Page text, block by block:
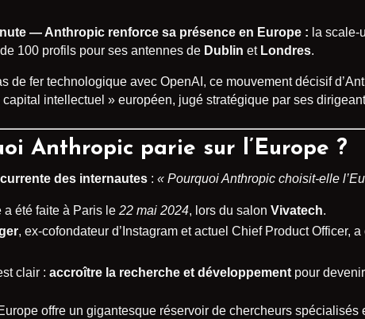
— Anthropic renforce sa présence en Europe : la scale-
100 profils pour ses antennes de Dublin et Londres.
de fer technologique avec OpenAI, ce mouvement décisif
intellectuel » européen, jugé stratégique par ses
Anthropic parie sur l’Europe ?
des internautes : « Pourquoi Anthropic choisit-elle
a été faite à Paris le 22 mai 2024, lors du salon Vivatech.
, ex-cofondateur d’Instagram et actuel Chief Product Officer,
clair : accroître la recherche et développementpour
offre un gigantesque réservoir de chercheurs spécialisés